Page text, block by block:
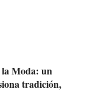
Moda: un
tradición,